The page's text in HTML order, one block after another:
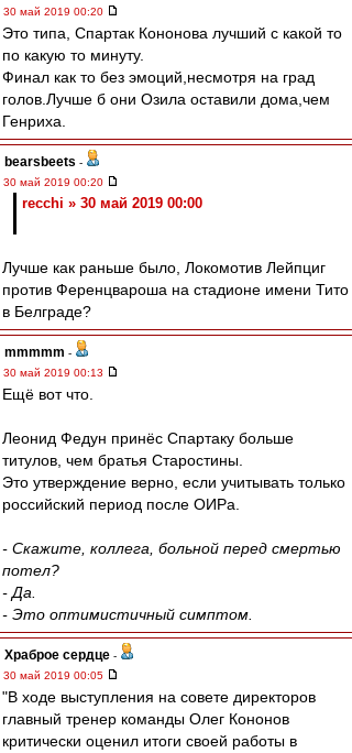
30 май 2019 00:20
Это типа, Спартак Кононова лучший с какой то
по какую то минуту.
Финал как то без эмоций,несмотря на град
голов.Лучше б они Озила оставили дома,чем
Генриха.
bearsbeets -
30 май 2019 00:20
recchi » 30 май 2019 00:00
Лучше как раньше было, Локомотив Лейпциг
против Ференцвароша на стадионе имени Тито
в Белграде?
mmmmm -
30 май 2019 00:13
Ещё вот что.
Леонид Федун принёс Спартаку больше
титулов, чем братья Старостины.
Это утверждение верно, если учитывать только
российский период после ОИРа.
- Скажите, коллега, больной перед смертью
потел?
- Да.
- Это оптимистичный симптом.
Храброе сердце -
30 май 2019 00:05
"В ходе выступления на совете директоров
главный тренер команды Олег Кононов
критически оценил итоги своей работы в